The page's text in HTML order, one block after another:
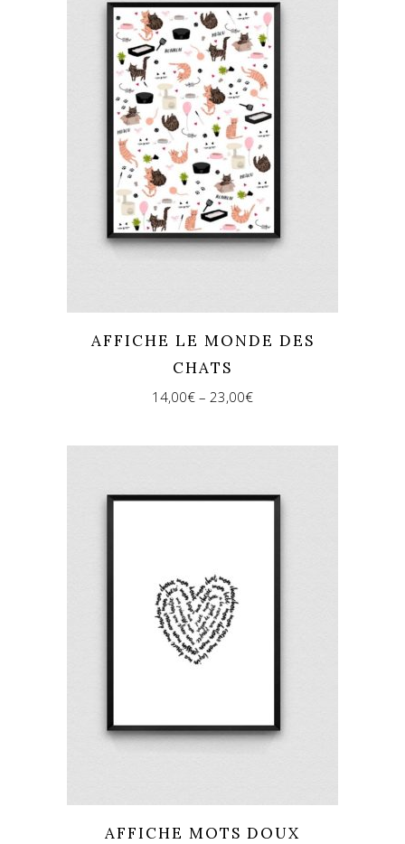
AFFICHE LE MONDE DES
CHATS
14,00€ – 23,00€
AFFICHE MOTS DOUX